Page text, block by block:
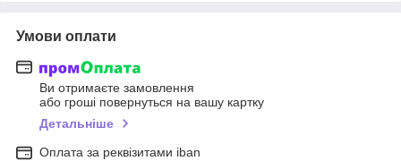
Умови оплати
Ви отримаєте замовлення
або гроші повернуться на вашу картку
Детальніше
Оплата за реквізитами iban